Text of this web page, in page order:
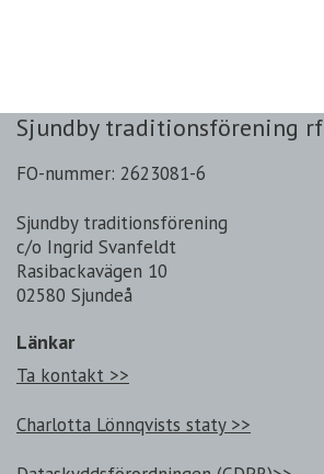
Sjundby traditionsförening rf
FO-nummer: 2623081-6
Sjundby traditionsförening
c/o Ingrid Svanfeldt
Rasibackavägen 10
02580 Sjundeå
Länkar
Ta kontakt >>
Charlotta Lönnqvists staty >>